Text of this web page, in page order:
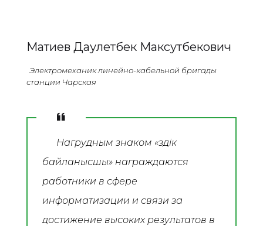
Матиев Даулетбек Максутбекович
Электромеханик линейно-кабельной бригады
станции Чарская
Нагрудным знаком «Үздік
байланысшы» награждаются
работники в сфере
информатизации и связи за
достижение высоких результатов в